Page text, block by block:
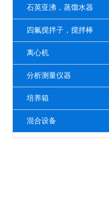
石英亚沸，蒸馏水器
四氟搅拌子，搅拌棒
离心机
分析测量仪器
培养箱
混合设备